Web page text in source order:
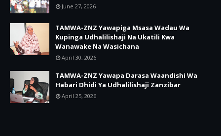
June 27, 2026
TAMWA-ZNZ Yawapiga Msasa Wadau Wa
Kupinga Udhalilishaji Na Ukatili Kwa
Wanawake Na Wasichana
April 30, 2026
TAMWA-ZNZ Yawapa Darasa Waandishi Wa
Habari Dhidi Ya Udhalilishaji Zanzibar
April 25, 2026